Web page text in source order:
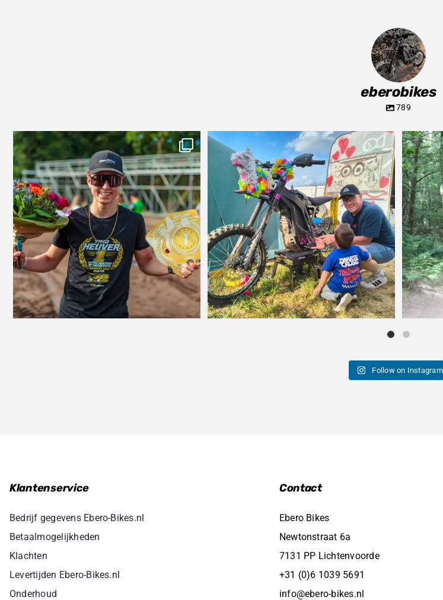
eberobikes
789
Follow on Instagram
Klantenservice
Bedrijf gegevens Ebero-Bikes.nl
Betaalmogelijkheden
Klachten
Levertijden Ebero-Bikes.nl
Onderhoud
Contact
Ebero Bikes
Newtonstraat 6a
7131 PP Lichtenvoorde
+31 (0)6 1039 5691
info@ebero-bikes.nl